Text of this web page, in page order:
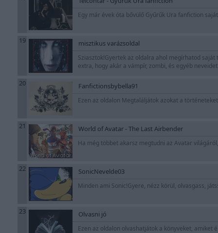
Egy már évek óta bővülő Gyűrűk Ura fanfiction
19 misztikus varázsoldal
Sziasztok!Gyertek az oldalra ahol megírhatod
extra, hogy akár a vámpír, zombi, és egyéb
20 Fanfictionsbybella91
Ezen az oldalon Megtaláljátok azokat a
21 World of Avatar - The Last Airbender
Ha még többet akarsz megtudni az Avatar
22 SonicNevelde03
Minden ami Sonic!Gyere, nézz körül, olvasgass,
23 Olvasni jó
Ezen az oldalon olvashatjátok a könyveket, amiket